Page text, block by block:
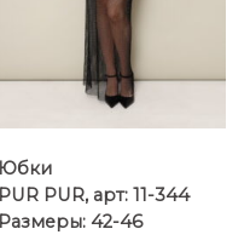
Юбки
PUR PUR, арт: 11-344
Размеры: 42-46